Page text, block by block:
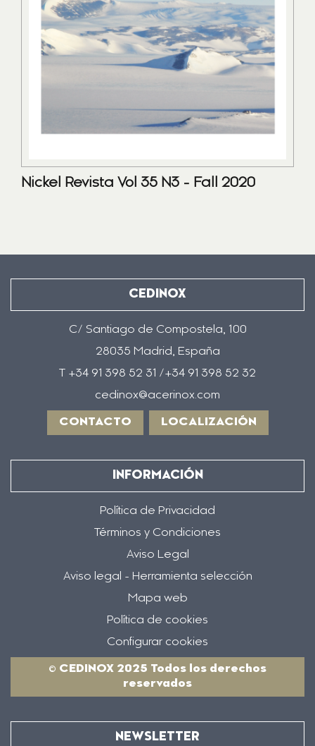
Nickel Revista Vol 35 N3 - Fall 2020
CEDINOX
C/ Santiago de Compostela, 100
28035 Madrid, España
T +34 91 398 52 31 /+34 91 398 52 32
cedinox@acerinox.com
CONTACTO LOCALIZACIÓN
INFORMACIÓN
Política de Privacidad
Términos y Condiciones
Aviso Legal
Aviso legal - Herramienta selección
Mapa web
Política de cookies
Configurar cookies
© CEDINOX 2025 Todos los derechos
reservados
NEWSLETTER